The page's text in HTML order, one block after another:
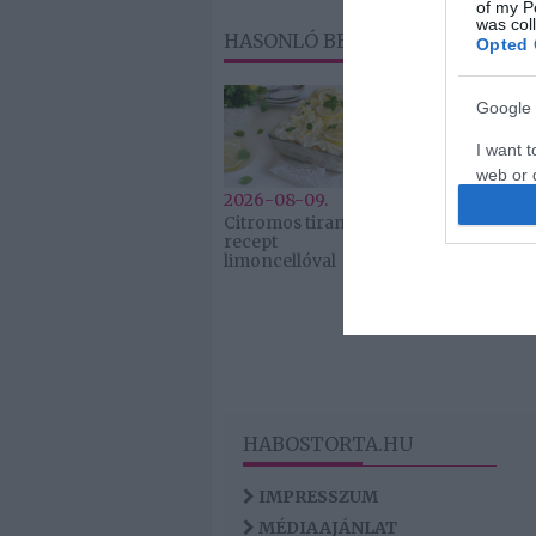
of my
was
Opted
Google
I want
web or
I want
I want
HASONLÓ BEJEGYZÉSEK
2026-08-09.
Citromos tiramisu
recept
limoncellóval
Ha izzadsz,
HABOSTORTA.HU
IMPRESSZUM
MÉDIAAJÁNLAT